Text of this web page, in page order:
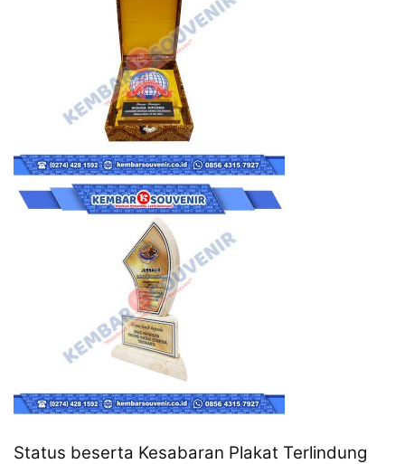
Status beserta Kesabaran Plakat Terlindung